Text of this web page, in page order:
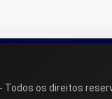
Todos os direitos